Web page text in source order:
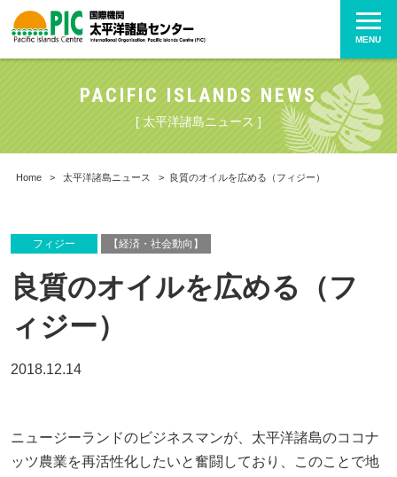
MENU
PACIFIC ISLANDS NEWS
[ 太平洋諸島ニュース ]
Home > 太平洋諸島ニュース > 良質のオイルを広める（フィジー）
フィジー 【経済・社会動向】
良質のオイルを広める（フ
ィジー）
2018.12.14
ニュージーランドのビジネスマンが、太平洋諸島のココナ
ッツ農業を再活性化したいと奮闘しており、このことで地